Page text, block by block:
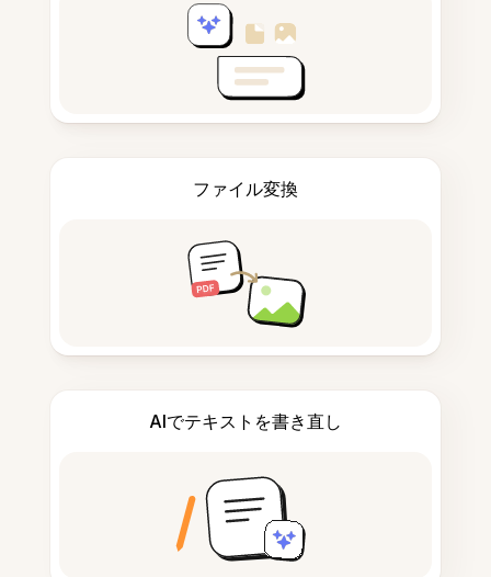
ファイル変換
AIでテキストを書き直し